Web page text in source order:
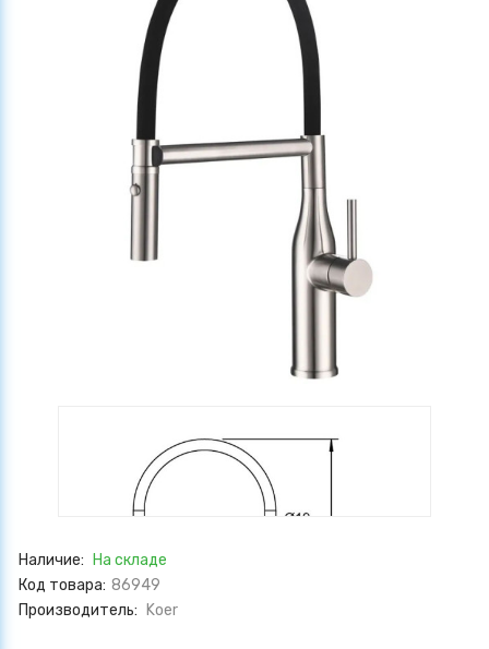
Наличие:
На складе
Код товара: 86949
Производитель:
Koer